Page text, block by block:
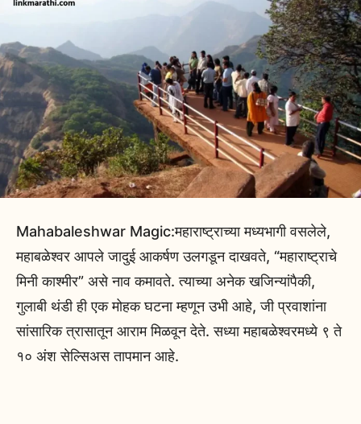
Mahabaleshwar Magic:महाराष्ट्राच्या मध्यभागी वसलेले,
महाबळेश्वर आपले जादुई आकर्षण उलगडून दाखवते, “महाराष्ट्राचे
मिनी काश्मीर” असे नाव कमावते. त्याच्या अनेक खजिन्यांपैकी,
गुलाबी थंडी ही एक मोहक घटना म्हणून उभी आहे, जी प्रवाशांना
सांसारिक त्रासातून आराम मिळवून देते. सध्या महाबळेश्वरमध्ये ९ ते
१० अंश सेल्सिअस तापमान आहे.